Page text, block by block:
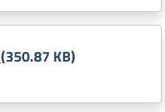
(350.87 KB)